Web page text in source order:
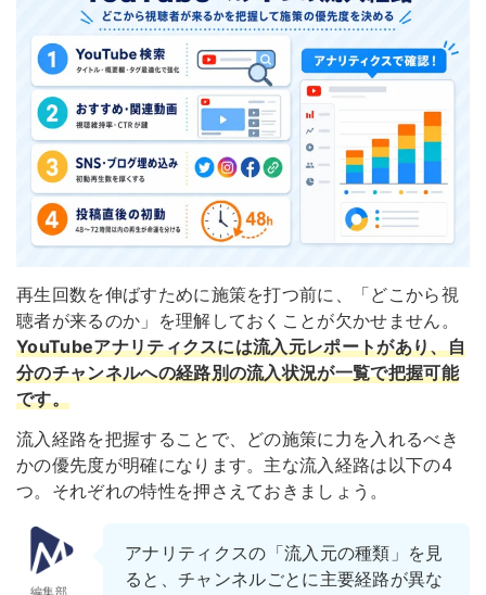
再生回数を伸ばすために施策を打つ前に、「どこから視
聴者が来るのか」を理解しておくことが欠かせません。
YouTubeアナリティクスには流入元レポートがあり、自
分のチャンネルへの経路別の流入状況が一覧で把握可能
です。
流入経路を把握することで、どの施策に力を入れるべき
かの優先度が明確になります。主な流入経路は以下の4
つ。それぞれの特性を押さえておきましょう。
アナリティクスの「流入元の種類」を見
ると、チャンネルごとに主要経路が異な